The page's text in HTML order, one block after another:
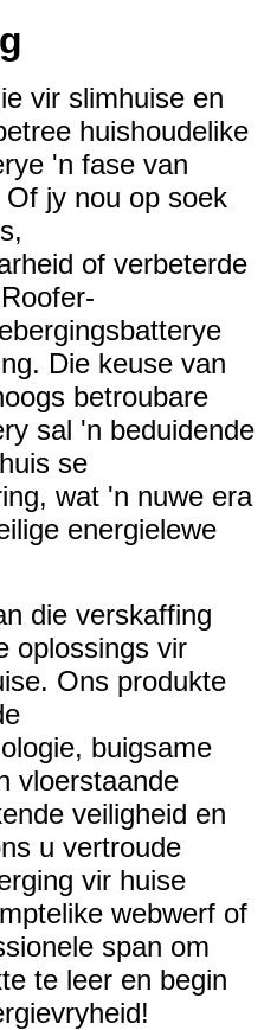
vir slimhuise en
huishoudelike
'n fase van
jy nou op soek
of verbeterde
Die keuse van
betroubare
sal 'n beduidende
se
wat 'n nuwe era
energielewe
die verskaffing
oplossings vir
Ons produkte
buigsame
vloerstaande
veiligheid en
u vertroude
vir huise
webwerf of
span om
te leer en begin